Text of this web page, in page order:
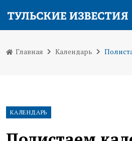
Главная Календарь
КАЛЕНДАРЬ